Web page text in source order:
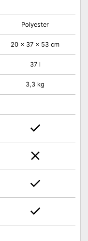
Polyester
20 x 37 x 53 cm
37 l
3,3 kg